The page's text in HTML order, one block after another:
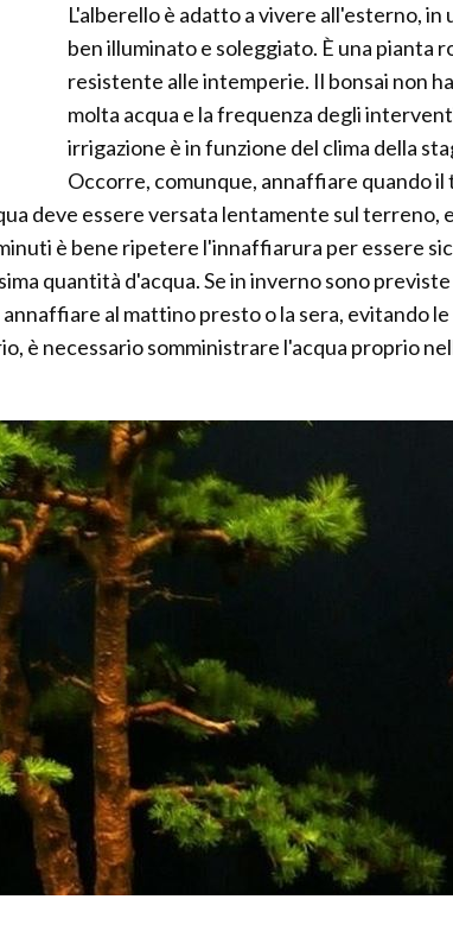
L'alberello è adatto a vivere all'esterno, in
ben illuminato e soleggiato. È una pianta
resistente alle intemperie. Il bonsai non
molta acqua e la frequenza degli
irrigazione è in funzione del clima della
Occorre, comunque, annaffiare quando
deve essere versata lentamente sul terreno,
è bene ripetere l'innaffiarura per essere
quantità d'acqua. Se in inverno sono
al mattino presto o la sera, evitando
è necessario somministrare l'acqua proprio